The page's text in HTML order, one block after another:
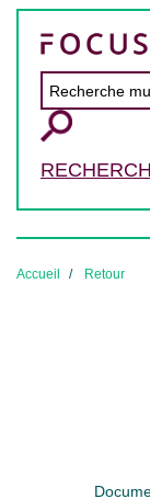
Accueil Retour